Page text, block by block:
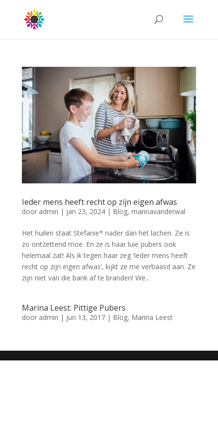
Ieder mens heeft recht op zijn eigen afwas
door admin | jan 23, 2024| Blog, marinavanderwal
Het huilen staat Stefanie* nader dan het lachen. Ze is
zo ontzettend moe. En ze is haar luie pubers ook
helemaal zat! Als ik tegen haar zeg ‘Ieder mens heeft
recht op zijn eigen afwas’, kijkt ze me verbaasd aan. Ze
zijn niet van die bank af te branden! We...
Marina Leest: Pittige Pubers
door admin | jun 13, 2017| Blog, Marina Leest